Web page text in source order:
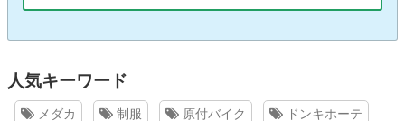
人気キーワード
メダカ 制服 原付バイク ドンキホーテ